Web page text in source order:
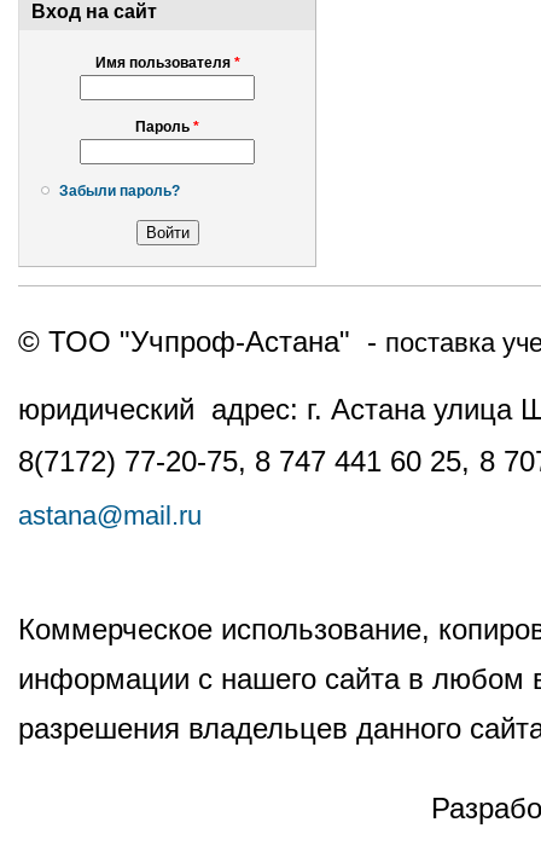
Вход на сайт
Имя пользователя *
Пароль *
Забыли пароль?
© ТОО "Учпроф-Астана" - поставка
юридический адрес: г. Астана
8(7172) 77-20-75, 8 747 441 60 25, 8
astana@mail.ru
Коммерческое использование,
информации с нашего сайта в любом
разрешения владельцев данного